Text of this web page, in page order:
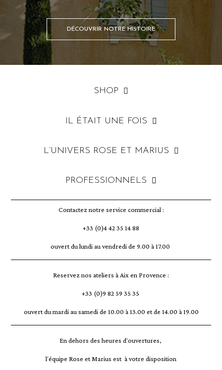
DÉCOUVRIR NOTRE HISTOIRE
SHOP
IL ÉTAIT UNE FOIS
L’UNIVERS ROSE ET MARIUS
PROFESSIONNELS
Contactez notre service commercial :
+33 (0)4 42 35 14 88
ouvert du lundi au vendredi de 9.00 à 17.00
Reservez nos ateliers à Aix en Provence :
+33 (0)9 82 59 35 35
ouvert du mardi au samedi de 10.00 à 13.00 et de 14.00 à 19.00
En dehors des heures d'ouvertures,
l'équipe Rose et Marius est à votre disposition